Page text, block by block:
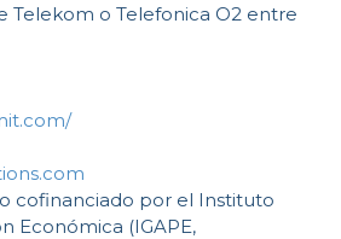
Telekom o Telefonica O2 entre
cofinanciado por el Instituto
Económica (IGAPE,